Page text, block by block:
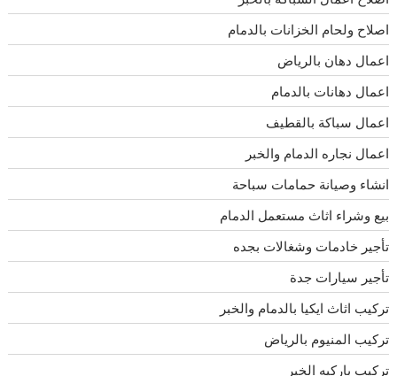
اصلاح ولحام الخزانات بالدمام
اعمال دهان بالرياض
اعمال دهانات بالدمام
اعمال سباكة بالقطيف
اعمال نجاره الدمام والخبر
انشاء وصيانة حمامات سباحة
بيع وشراء اثاث مستعمل الدمام
تأجير خادمات وشغالات بجده
تأجير سيارات جدة
تركيب اثاث ايكيا بالدمام والخبر
تركيب المنيوم بالرياض
تركيب باركيه الخبر